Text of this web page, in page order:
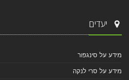
יעדים
מידע על סינגפור
מידע על סרי לנקה